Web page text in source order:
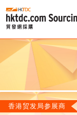
香港贸发局参展商